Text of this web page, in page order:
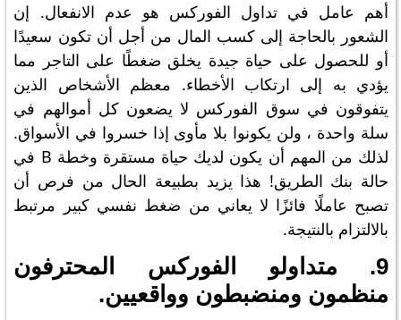
أهم عامل في تداول الفوركس هو عدم الانفعال. إن
الشعور بالحاجة إلى كسب المال من أجل أن تكون سعيدًا
أو للحصول على حياة جيدة يخلق ضغطًا على التاجر مما
يؤدي به إلى ارتكاب الأخطاء. معظم الأشخاص الذين
يتفوقون في سوق الفوركس لا يضعون كل أموالهم في
سلة واحدة ، ولن يكونوا بلا مأوى إذا خسروا في الأسواق.
لذلك من المهم أن يكون لديك حياة مستقرة وخطة B في
حالة بنك الطريق! هذا يزيد بطبيعة الحال من فرص أن
تصبح عاملًا فائزًا لا يعاني من ضغط نفسي كبير مرتبط
بالالتزام بالنتيجة.
9. متداولو الفوركس المحترفون
منظمون ومنضبطون وواقعيين.